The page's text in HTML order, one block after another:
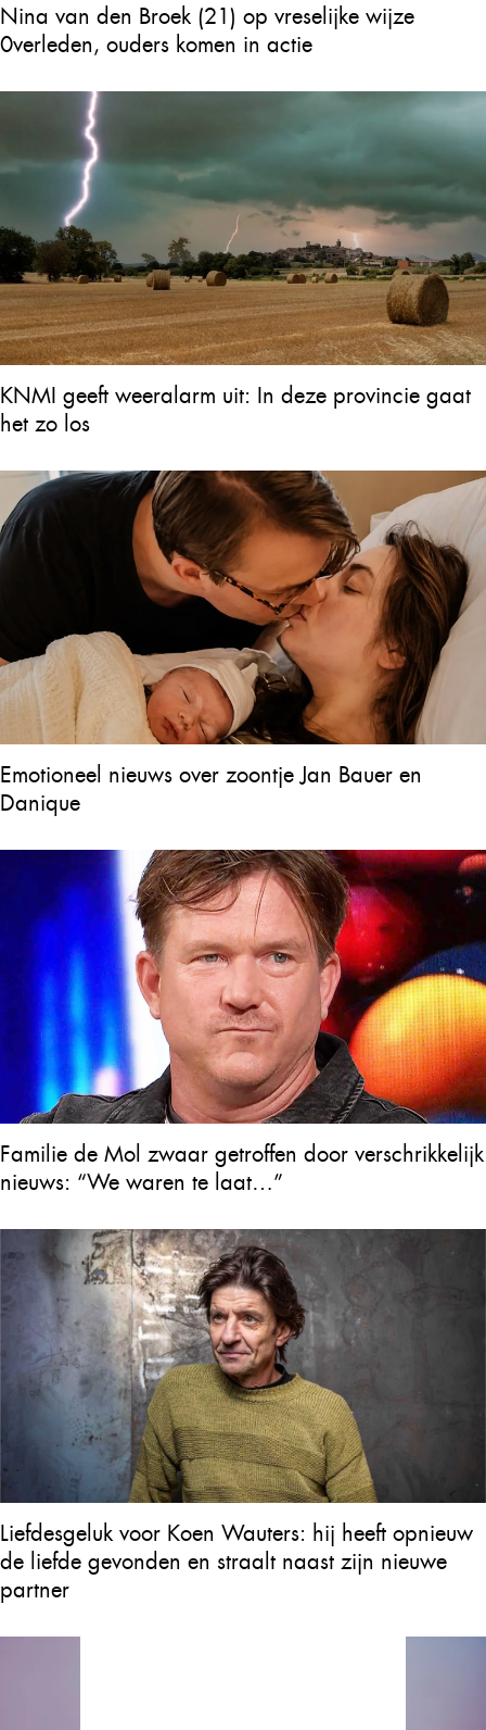
Nina van den Broek (21) op vreselijke wijze
0verleden, ouders komen in actie
KNMI geeft weeralarm uit: In deze provincie gaat
het zo los
Emotioneel nieuws over zoontje Jan Bauer en
Danique
Familie de Mol zwaar getroffen door verschrikkelijk
nieuws: “We waren te laat…”
Liefdesgeluk voor Koen Wauters: hij heeft opnieuw
de liefde gevonden en straalt naast zijn nieuwe
partner